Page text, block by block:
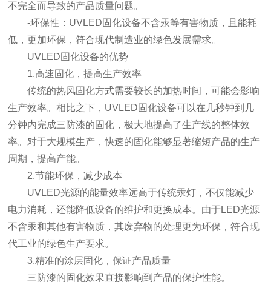
不完全而导致的产品质量问题。
-环保性：UVLED固化设备不含汞等有害物质，且能耗
低，更加环保，符合现代制造业的绿色发展需求。
UVLED固化设备的优势
1.高速固化，提高生产效率
传统的热风固化方式需要较长的加热时间，可能会影响
生产效率。相比之下， UVLED固化设备可以在几秒钟到几
分钟内完成三防漆的固化，极大地提高了生产线的整体效
率。对于大规模生产，快速的固化能够显著缩短产品的生产
周期，提高产能。
2.节能环保，减少成本
UVLED光源的能量效率远高于传统汞灯，不仅能减少
电力消耗，还能降低设备的维护和更换成本。由于LED光源
不含汞和其他有害物质，其废弃物的处理更为环保，符合现
代工业的绿色生产要求。
3.精准的涂层固化，保证产品质量
三防漆的固化效果直接影响到产品的保护性能。